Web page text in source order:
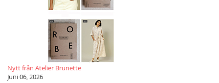
Nytt från Atelier Brunette
Juni 06, 2026